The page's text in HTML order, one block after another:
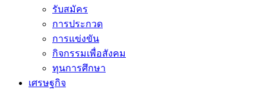
รับสมัคร
การประกวด
การแข่งขัน
กิจกรรมเพื่อสังคม
ทุนการศึกษา
เศรษฐกิจ